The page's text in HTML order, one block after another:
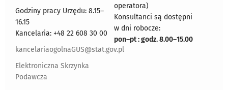
Godziny pracy Urzędu: 8.15–
16.15
Kancelaria: +48 22 608 30 00
kancelariaogolnaGUS@stat.gov.pl
Elektroniczna Skrzynka
Podawcza
operatora)
Konsultanci są dostępni
w dni robocze:
pon–pt : godz. 8.00–15.00